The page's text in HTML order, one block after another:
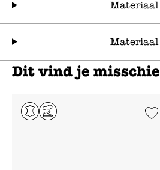
Materiaal
Materiaal
Dit vind je
Add to